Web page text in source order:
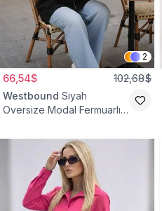
2
66,54$ 102,68$
Westbound Siyah
Oversize Modal Fermuarlı